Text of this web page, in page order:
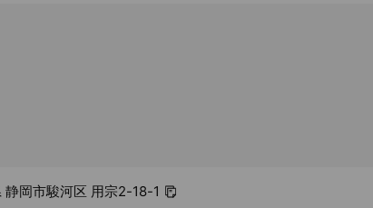
岡市駿河区 用宗2-18-1